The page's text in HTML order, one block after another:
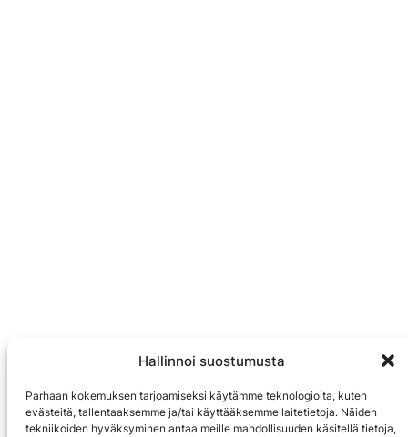
Hallinnoi suostumusta
Parhaan kokemuksen tarjoamiseksi käytämme teknologioita, kuten
evästeitä, tallentaaksemme ja/tai käyttääksemme laitetietoja. Näiden
tekniikoiden hyväksyminen antaa meille mahdollisuuden käsitellä tietoja,